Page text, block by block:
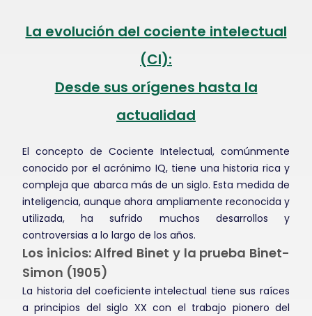
La evolución del cociente intelectual
(CI):
Desde sus orígenes hasta la
actualidad
El concepto de Cociente Intelectual, comúnmente
conocido por el acrónimo IQ, tiene una historia rica y
compleja que abarca más de un siglo. Esta medida de
inteligencia, aunque ahora ampliamente reconocida y
utilizada, ha sufrido muchos desarrollos y
controversias a lo largo de los años.
Los inicios: Alfred Binet y la prueba Binet-
Simon (1905)
La historia del coeficiente intelectual tiene sus raíces
a principios del siglo XX con el trabajo pionero del